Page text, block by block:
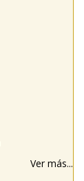
Ver más...